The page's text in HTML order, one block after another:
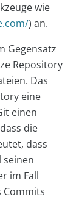
wie
) an.
Gegensatz
Repository
Das
eine
einen
die
dass
seinen
im Fall
Commits